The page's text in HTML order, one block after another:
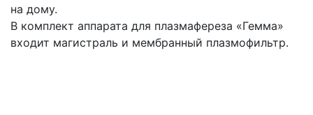
на дому.
В комплект аппарата для плазмафереза «Гемма»
входит магистраль и мембранный плазмофильтр.